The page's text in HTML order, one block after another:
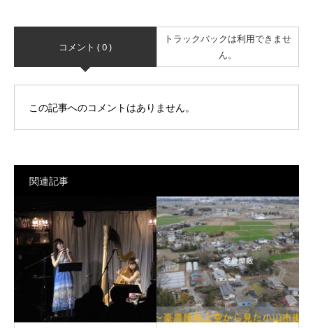
コメント ( 0 )
トラックバックは利用できませ
ん。
この記事へのコメントはありません。
関連記事